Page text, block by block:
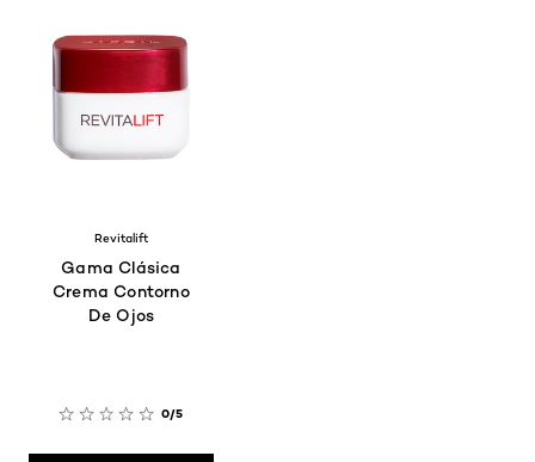
Revitalift
Gama Clásica
Crema Contorno
De Ojos
0/5